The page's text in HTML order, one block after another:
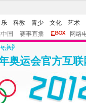
科教 青少 文化
艺术
国 赛事直播
网络
奥运会官方互